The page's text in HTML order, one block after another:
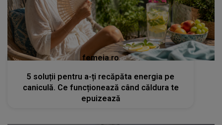
femeia.ro
5 soluții pentru a-ți recăpăta energia pe
caniculă. Ce funcționează când căldura te
epuizează